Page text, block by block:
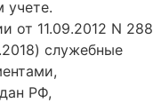
учете.
от 11.09.2012 N 288
служебные
РФ,